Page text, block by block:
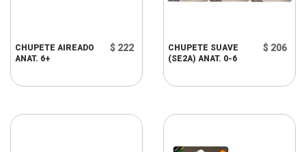
CHUPETE AIREADO
ANAT. 6+
$ 222
CHUPETE SUAVE
(SE2A) ANAT. 0-6
$ 206